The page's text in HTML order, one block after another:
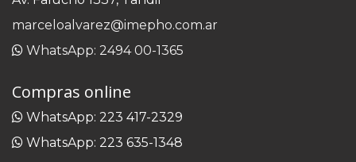
marceloalvarez@imepho.com.ar
WhatsApp: 2494 00-1365
Compras online
WhatsApp: 223 417-2329
WhatsApp: 223 635-1348